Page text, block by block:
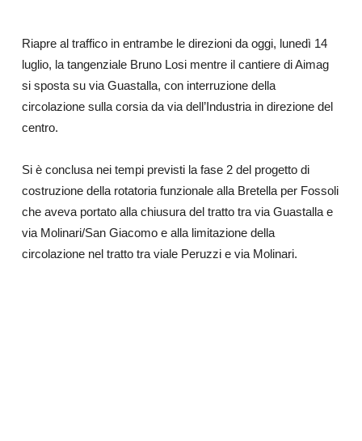
Riapre al traffico in entrambe le direzioni da oggi, lunedì 14
luglio, la tangenziale Bruno Losi mentre il cantiere di Aimag
si sposta su via Guastalla, con interruzione della
circolazione sulla corsia da via dell’Industria in direzione del
centro.
Si è conclusa nei tempi previsti la fase 2 del progetto di
costruzione della rotatoria funzionale alla Bretella per Fossoli
che aveva portato alla chiusura del tratto tra via Guastalla e
via Molinari/San Giacomo e alla limitazione della
circolazione nel tratto tra viale Peruzzi e via Molinari.